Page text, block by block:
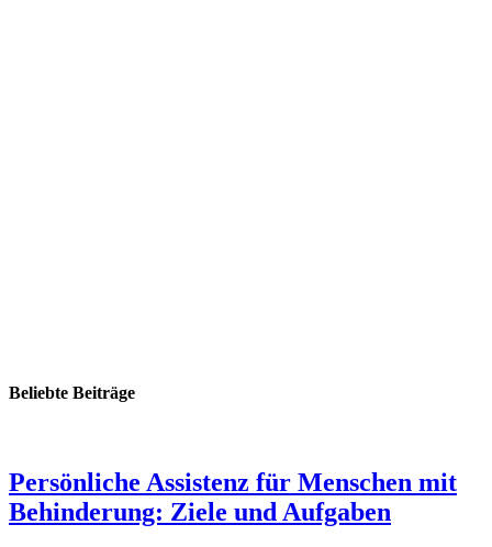
Beliebte Beiträge
Persönliche Assistenz für Menschen mit
Behinderung: Ziele und Aufgaben